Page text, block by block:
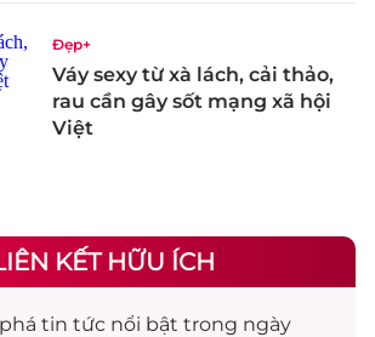
Đẹp+
Váy sexy từ xà lách, cải thảo,
rau cần gây sốt mạng xã hội
Việt
KẾT HỮU ÍCH
tin tức nổi bật trong ngày